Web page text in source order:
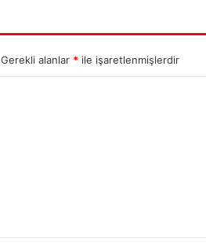
Gerekli alanlar * ile işaretlenmişlerdir